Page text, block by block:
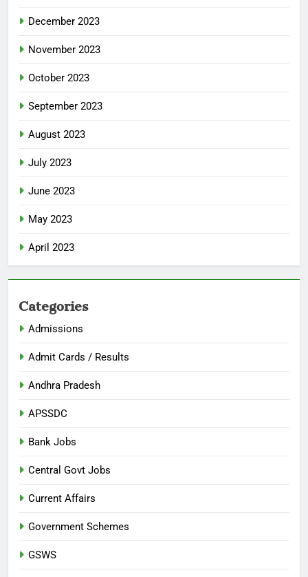
December 2023
November 2023
October 2023
September 2023
August 2023
July 2023
June 2023
May 2023
April 2023
Categories
Admissions
Admit Cards / Results
Andhra Pradesh
APSSDC
Bank Jobs
Central Govt Jobs
Current Affairs
Government Schemes
GSWS